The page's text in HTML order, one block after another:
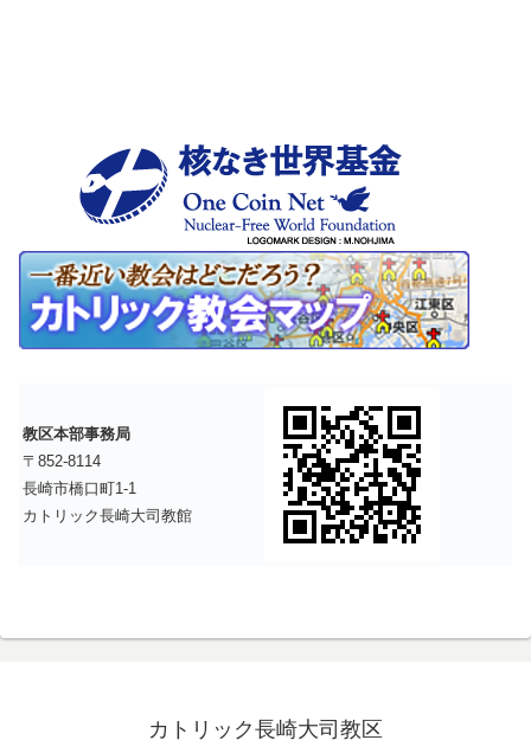
教区本部事務局
〒852-8114
長崎市橋口町1-1
カトリック長崎大司教館
カトリック長崎大司教区